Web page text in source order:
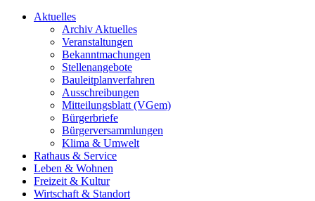
Aktuelles
Archiv Aktuelles
Veranstaltungen
Bekanntmachungen
Stellenangebote
Bauleitplanverfahren
Ausschreibungen
Mitteilungsblatt (VGem)
Bürgerbriefe
Bürgerversammlungen
Klima & Umwelt
Rathaus & Service
Leben & Wohnen
Freizeit & Kultur
Wirtschaft & Standort